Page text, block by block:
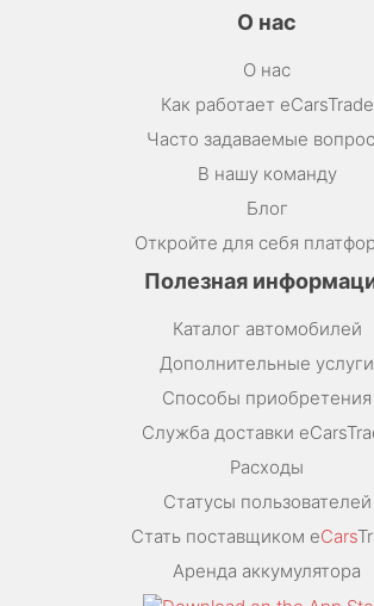
О нас
О нас
Как работает eCarsTrade
Часто задаваемые
В нашу команду
Блог
Откройте для себя
Полезная
Каталог автомобилей
Дополнительные услуги
Способы приобретения
Служба доставки
Расходы
Статусы пользователей
Стать поставщиком eCars
Аренда аккумулятора